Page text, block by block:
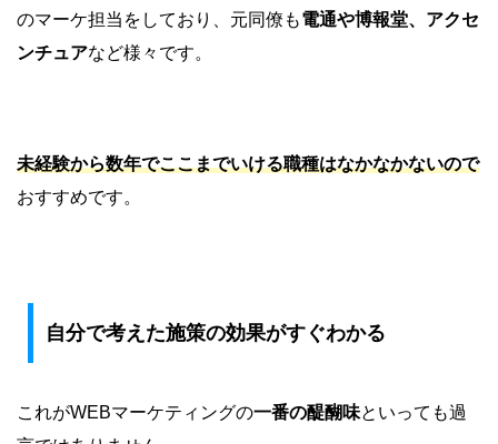
のマーケ担当をしており、元同僚も電通や博報堂、アクセ
ンチュアなど様々です。
未経験から数年でここまでいける職種はなかなかないので
おすすめです。
自分で考えた施策の効果がすぐわかる
これがWEBマーケティングの一番の醍醐味といっても過